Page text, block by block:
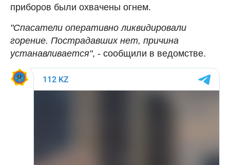
приборов были охвачены огнем.
"Спасатели оперативно ликвидировали
горение. Пострадавших нет, причина
устанавливается", - сообщили в ведомстве.